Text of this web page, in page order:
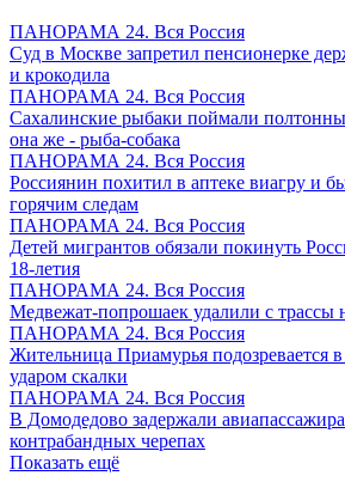
ПАНОРАМА 24. Вся Россия
Суд в Москве запретил пенсионерке
и крокодила
ПАНОРАМА 24. Вся Россия
Сахалинские рыбаки поймали
она же - рыба-собака
ПАНОРАМА 24. Вся Россия
Россиянин похитил в аптеке виагру и
горячим следам
ПАНОРАМА 24. Вся Россия
Детей мигрантов обязали покинуть
18-летия
ПАНОРАМА 24. Вся Россия
Медвежат-попрошаек удалили с трассы
ПАНОРАМА 24. Вся Россия
Жительница Приамурья подозревается
ударом скалки
ПАНОРАМА 24. Вся Россия
В Домодедово задержали
контрабандных черепах
Показать ещё